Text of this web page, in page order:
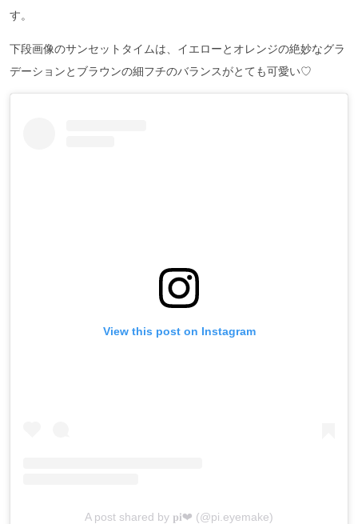
す。
下段画像のサンセットタイムは、イエローとオレンジの絶妙なグラ
デーションとブラウンの細フチのバランスがとても可愛い♡
View this post on Instagram
A post shared by 𝐩𝐢❤︎ (@pi.eyemake)